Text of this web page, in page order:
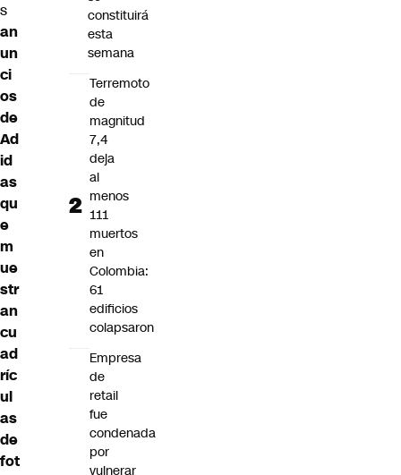
s
an
un
ci
os
de
Ad
id
as
qu
e
m
ue
str
an
cu
ad
ríc
ul
as
de
fot
constituirá
esta
semana
Terremoto
de
magnitud
7,4
deja
al
menos
111
muertos
en
Colombia:
61
edificios
colapsaron
Empresa
de
retail
fue
condenada
por
vulnerar